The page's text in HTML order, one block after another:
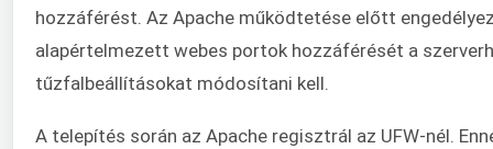
hozzáférést. Az Apache működtetése előtt
alapértelmezett webes portok hozzáférését a
tűzfalbeállításokat módosítani kell.
A telepítés során az Apache regisztrál az UFW-nél.